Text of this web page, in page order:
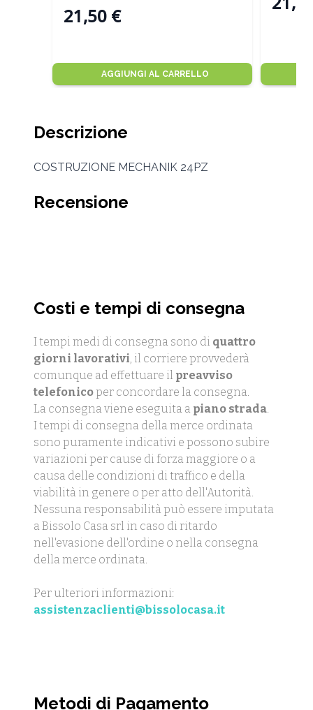
21,50 €
AGGIUNGI AL CARRELLO
Descrizione
COSTRUZIONE MECHANIK 24PZ
Recensione
Costi e tempi di consegna
I tempi medi di consegna sono di quattro
giorni lavorativi, il corriere provvederà
comunque ad effettuare il preavviso
telefonicoper concordare la consegna.
La consegna viene eseguita a piano strada.
I tempi di consegna della merce ordinata
sono puramente indicativi e possono subire
variazioni per cause di forza maggiore o a
causa delle condizioni di traffico e della
viabilità in genere o per atto dell'Autorità.
Nessuna responsabilità può essere imputata
a Bissolo Casa srl in caso di ritardo
nell'evasione dell'ordine o nella consegna
della merce ordinata.
Per ulteriori informazioni:
assistenzaclienti@bissolocasa.it
Metodi di Pagamento